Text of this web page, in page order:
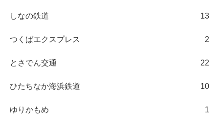
しなの鉄道 13
つくばエクスプレス 2
とさでん交通 22
ひたちなか海浜鉄道 10
ゆりかもめ 1